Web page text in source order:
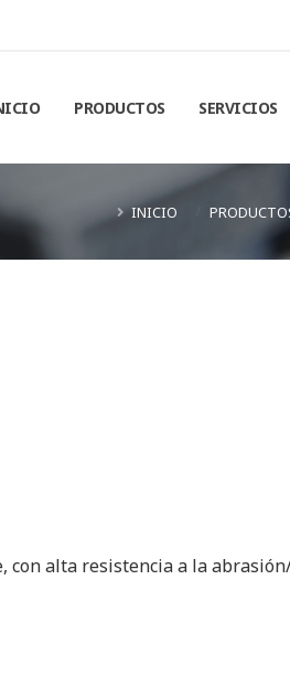
PRODUCTOS SERVICIOS
INICIO
alta resistencia a la